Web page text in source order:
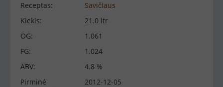
Receptas:
Savičiaus
Kiekis:
21.0 ltr
OG:
1.061
FG:
1.024
ABV:
4.8 %
Pirminė
2012-12-05